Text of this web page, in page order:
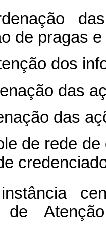
de pragas
dos
das
das
de rede
de